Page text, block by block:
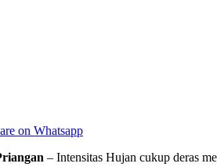
on Whatsapp
– Intensitas Hujan cukup deras